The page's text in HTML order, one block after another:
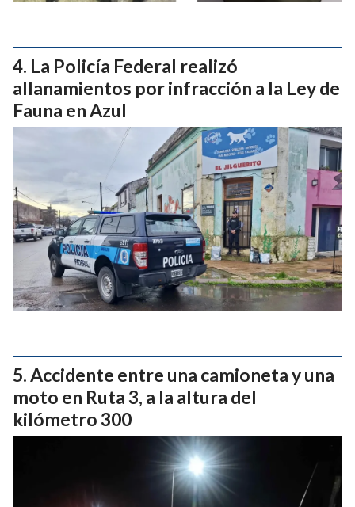
La Policía Federal realizó
allanamientos por infracción a la Ley de
Fauna en Azul
Accidente entre una camioneta y una
moto en Ruta 3, a la altura del
kilómetro 300